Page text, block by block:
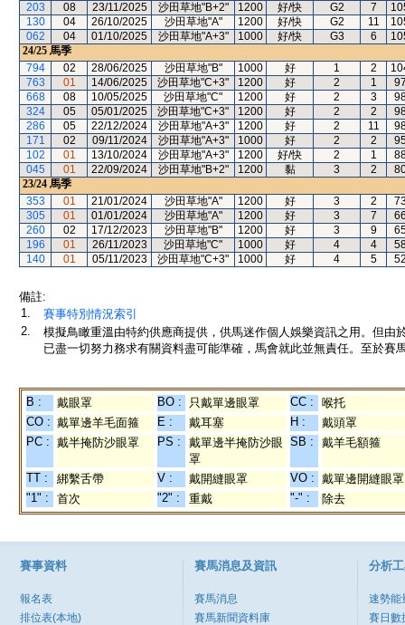
203
08 23/11/2025 沙田草地"B+2" 1200 好/快 G2 7
130
04 26/10/2025 沙田草地"A" 1200 好/快 G2 11
062
04 01/10/2025 沙田草地"A+3" 1000 好/快 G3 6
24/25 馬季
794
02 28/06/2025 沙田草地"B" 1000 好 1 2
763
01 14/06/2025 沙田草地"C+3" 1200 好 2 1
668
08 10/05/2025 沙田草地"C" 1200 好 2 3
324
05 05/01/2025 沙田草地"C+3" 1200 好 2 2
286
05 22/12/2024 沙田草地"A+3" 1200 好 2 11
171
02 09/11/2024 沙田草地"A+3" 1000 好 2 2
102
01 13/10/2024 沙田草地"A+3" 1200 好/快 2 1
045
01 22/09/2024 沙田草地"B+2" 1200 黏 3 2
23/24 馬季
353
01 21/01/2024 沙田草地"A" 1200 好 3 2
305
01 01/01/2024 沙田草地"A" 1200 好 3 7
260
02 17/12/2023 沙田草地"B" 1200 好 3 9
196
01 26/11/2023 沙田草地"C" 1000 好 4 4
140
01 05/11/2023 沙田草地"C+3" 1000 好 4 5
備註:
1.
賽事特別情況索引
2.
模擬鳥瞰重溫由特約供應商提供，供馬迷作個人娛樂資訊之用。但
已盡一切努力務求有關資料盡可能準確，馬會就此並無責任。至於賽
B : 戴眼罩 BO : 只戴單邊眼罩 CC :
喉托
CO : 戴單邊羊毛面箍 E : 戴耳塞 H :
戴頭罩
PC : 戴半掩防沙眼罩 PS :
戴單邊半掩防沙眼
罩
SB : 戴羊毛額箍
TT : 綁繫舌帶 V : 戴開縫眼罩 VO : 戴單邊開縫眼罩
"1" :
首次 "2" : 重戴 "-" : 除去
賽事資料
報名表
排位表(本地)
賽馬消息及資訊
賽馬消息
賽馬新聞資料庫
分析
速勢能
賽日數